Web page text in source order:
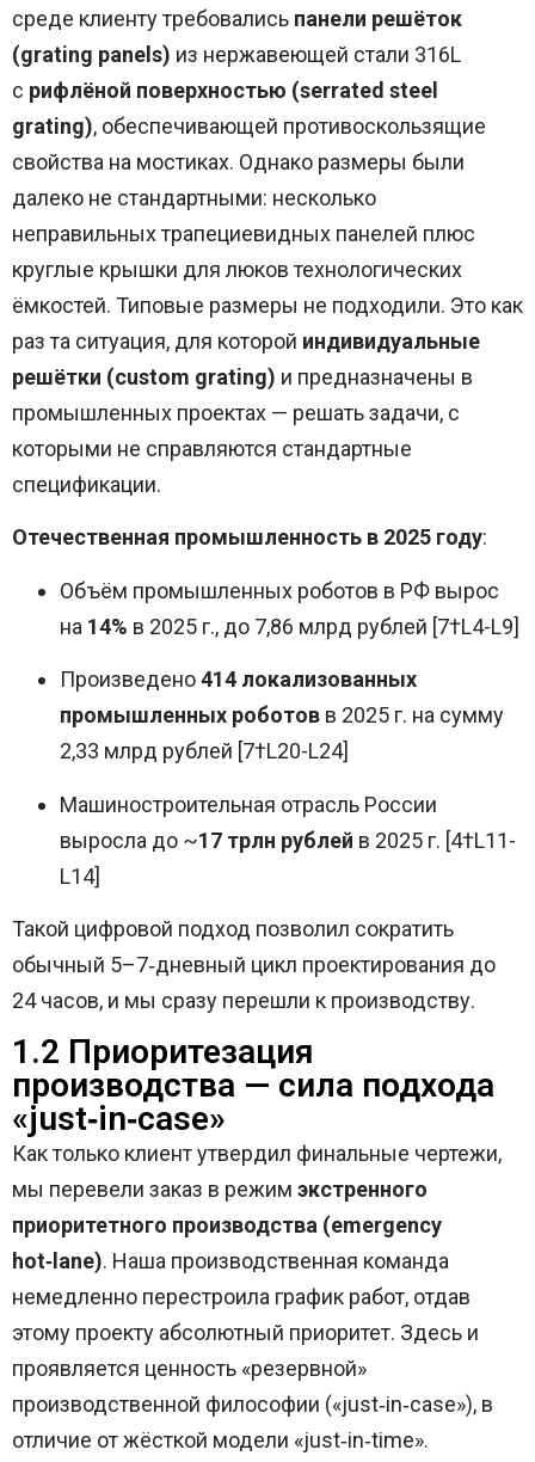
среде клиенту требовались панели решёток
(grating panels) из нержавеющей стали 316L
с рифлёной поверхностью (serrated steel
grating), обеспечивающей противоскользящие
свойства на мостиках. Однако размеры были
далеко не стандартными: несколько
неправильных трапециевидных панелей плюс
круглые крышки для люков технологических
ёмкостей. Типовые размеры не подходили. Это как
раз та ситуация, для которой индивидуальные
решётки (custom grating) и предназначены в
промышленных проектах — решать задачи, с
которыми не справляются стандартные
спецификации.
Отечественная промышленность в 2025 году:
Объём промышленных роботов в РФ вырос
на 14% в 2025 г., до 7,86 млрд рублей [7†L4-L9]
Произведено414 локализованных
промышленных роботов в 2025 г. на сумму
2,33 млрд рублей [7†L20-L24]
Машиностроительная отрасль России
выросла до ~17 трлн рублей в 2025 г. [4†L11-
L14]
Такой цифровой подход позволил сократить
обычный 5–7‑дневный цикл проектирования до
24 часов, и мы сразу перешли к производству.
1.2 Приоритезация
производства — сила подхода
«just‑in‑case»
Как только клиент утвердил финальные чертежи,
мы перевели заказ в режим экстренного
приоритетного производства (emergency
hot‑lane). Наша производственная команда
немедленно перестроила график работ, отдав
этому проекту абсолютный приоритет. Здесь и
проявляется ценность «резервной»
производственной философии («just‑in‑case»), в
отличие от жёсткой модели «just‑in‑time».